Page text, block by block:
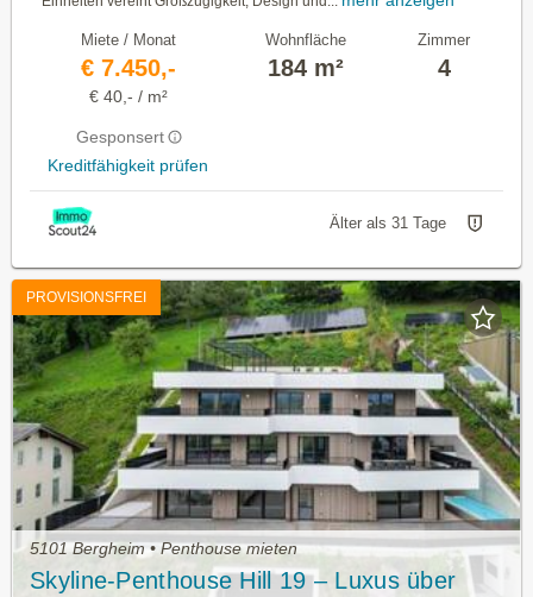
Miete / Monat
€ 7.450,-
€ 40,- / m²
Gesponsert
Kreditfähigkeit prüfen
Wohnfläche
184 m²
Zimmer
4
Älter als 31 Tage
PROVISIONSFREI
5101 Bergheim • Penthouse mieten
Skyline-Penthouse Hill 19 – Luxus über